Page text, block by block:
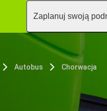
Zaplanuj swoją
Autobus Chorwacja